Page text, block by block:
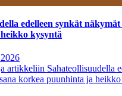
edelleen synkät
kysyntä
artikkeliin Sahateollisuudella
korkea puunhinta ja